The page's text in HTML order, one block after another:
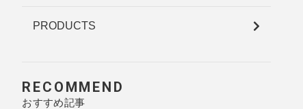
PRODUCTS
RECOMMEND
おすすめ記事